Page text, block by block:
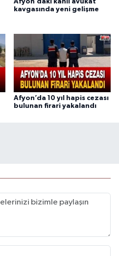
Afyon’daki kanlı avukat
kavgasında yeni gelişme
Afyon’da 10 yıl hapis cezası
bulunan firari yakalandı